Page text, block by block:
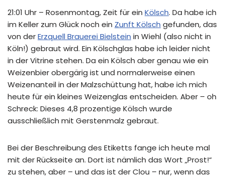
21:01 Uhr – Rosenmontag, Zeit für ein Kölsch. Da habe ich
im Keller zum Glück noch ein Zunft Kölsch gefunden, das
von derErzquell Brauerei Bielstein in Wiehl (also nicht in
Köln!) gebraut wird. Ein Kölschglas habe ich leider nicht
in der Vitrine stehen. Da ein Kölsch aber genau wie ein
Weizenbier obergärig ist und normalerweise einen
Weizenanteil in der Malzschüttung hat, habe ich mich
heute für ein kleines Weizenglas entscheiden. Aber – oh
Schreck: Dieses 4,8 prozentige Kölsch wurde
ausschließlich mit Gerstenmalz gebraut.
Bei der Beschreibung des Etiketts fange ich heute mal
mit der Rückseite an. Dort ist nämlich das Wort „Prost!“
zu stehen, aber – und das ist der Clou – nur, wenn das